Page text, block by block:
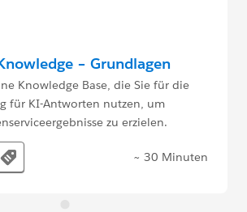
– Grundlagen
Knowledge Base, die Sie für die
für KI-Antworten nutzen, um
zu erzielen.
hinzufügenhinzufügen
Tags ~ 30 Minuten